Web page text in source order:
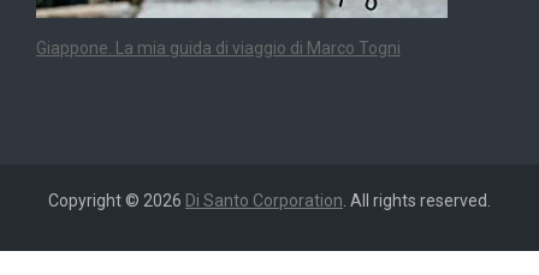
Giappone. La mia guida di viaggio di Marco Togni
Copyright © 2026 Di Santo Corporation . All rights reserved.